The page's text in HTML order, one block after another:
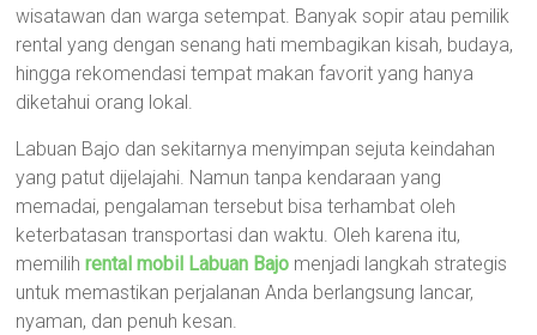
wisatawan dan warga setempat. Banyak sopir atau pemilik
rental yang dengan senang hati membagikan kisah, budaya,
hingga rekomendasi tempat makan favorit yang hanya
diketahui orang lokal.
Labuan Bajo dan sekitarnya menyimpan sejuta keindahan
yang patut dijelajahi. Namun tanpa kendaraan yang
memadai, pengalaman tersebut bisa terhambat oleh
keterbatasan transportasi dan waktu. Oleh karena itu,
memilihrental mobil Labuan Bajo menjadi langkah strategis
untuk memastikan perjalanan Anda berlangsung lancar,
nyaman, dan penuh kesan.